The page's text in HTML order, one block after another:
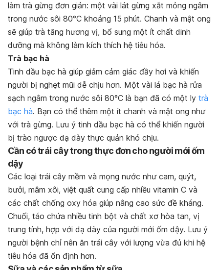
làm trà gừng đơn giản: một vài lát gừng xắt mỏng ngâm
trong nước sôi 80°C khoảng 15 phút. Chanh và mật ong
sẽ giúp trà tăng hương vị, bổ sung một ít chất dinh
dưỡng mà không làm kích thích hệ tiêu hóa.
Trà bạc hà
Tinh dầu bạc hà giúp giảm cảm giác đầy hơi và khiến
người bị nghẹt mũi dễ chịu hơn. Một vài lá bạc hà rửa
sạch ngâm trong nước sôi 80°C là bạn đã có một ly trà
bạc hà. Bạn có thể thêm một ít chanh và mật ong như
với trà gừng. Lưu ý tinh dầu bạc hà có thể khiến người
bị trào ngược dạ dày thực quản khó chịu.
Cần có trái cây trong thực đơn cho người mới ốm
dậy
Các loại trái cây mềm và mọng nước như cam, quýt,
bưởi, mâm xôi, việt quất cung cấp nhiều vitamin C và
các chất chống oxy hóa giúp nâng cao sức đề kháng.
Chuối, táo chứa nhiều tinh bột và chất xơ hòa tan, vị
trung tính, hợp với dạ dày của người mới ốm dậy. Lưu ý
người bệnh chỉ nên ăn trái cây với lượng vừa đủ khi hệ
tiêu hóa đã ổn định hơn.